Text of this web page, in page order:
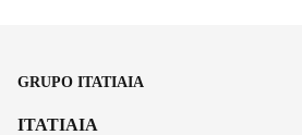
GRUPO ITATIAIA
ITATIAIA